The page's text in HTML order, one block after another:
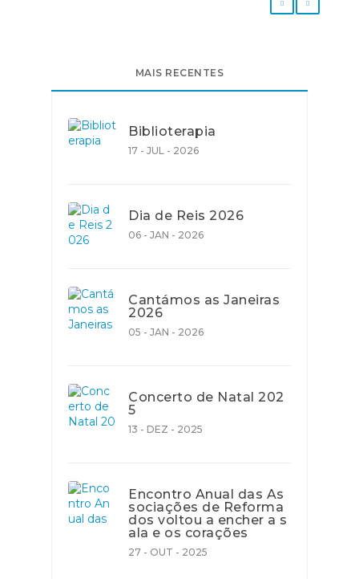
MAIS RECENTES
Biblioterapia
17 - JUL - 2026
Dia de Reis 2026
06 - JAN - 2026
Cantámos as Janeiras
2026
05 - JAN - 2026
Concerto de Natal 202
5
13 - DEZ - 2025
Encontro Anual das As
sociações de Reforma
dos voltou a encher a s
ala e os corações
27 - OUT - 2025